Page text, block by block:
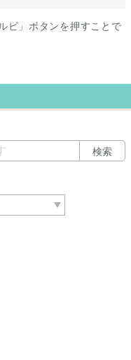
ビ」ボタンを押すことで
検索